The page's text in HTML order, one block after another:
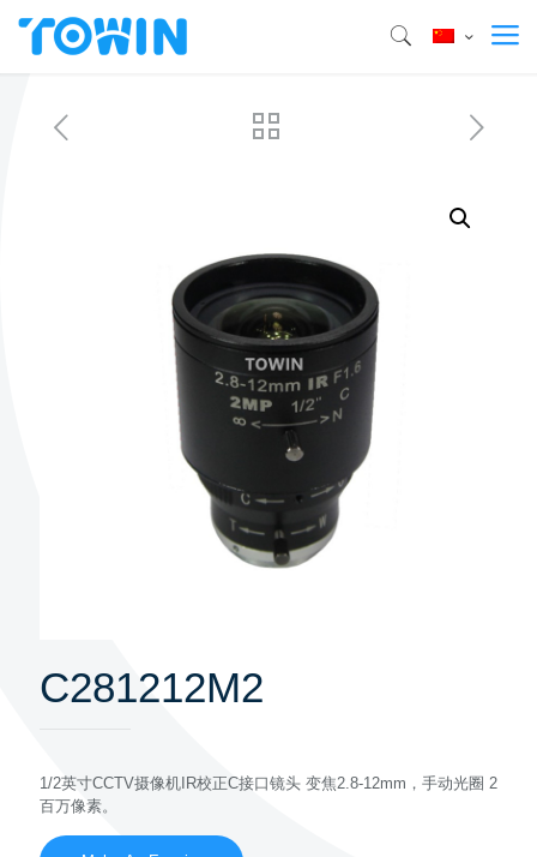
C281212M2
1/2英寸CCTV摄像机IR校正C接口镜头 变焦2.8-12mm，手动光圈 2
百万像素。